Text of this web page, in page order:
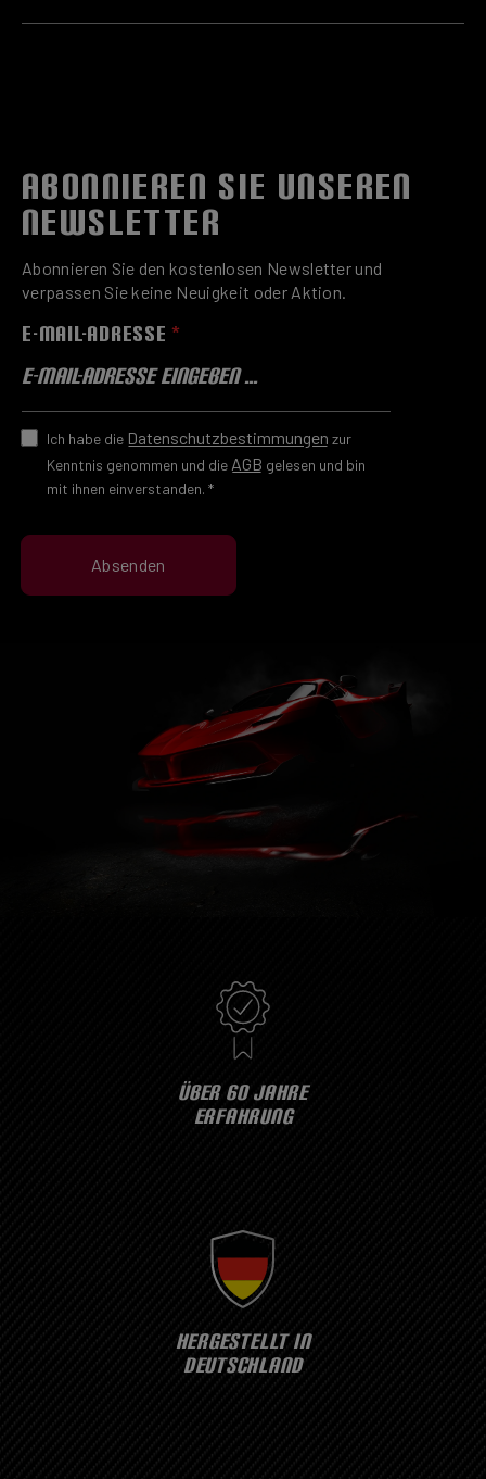
ÜBER 60 JAHRE
ERFAHRUNG
HERGESTELLT IN
DEUTSCHLAND
ABONNIEREN SIE UNSEREN
NEWSLETTER
Abonnieren Sie den kostenlosen Newsletter und
verpassen Sie keine Neuigkeit oder Aktion.
E-MAIL-ADRESSE*
Ich habe die Datenschutzbestimmungen zur
Kenntnis genommen und die AGB gelesen und bin
mit ihnen einverstanden. *
Absenden